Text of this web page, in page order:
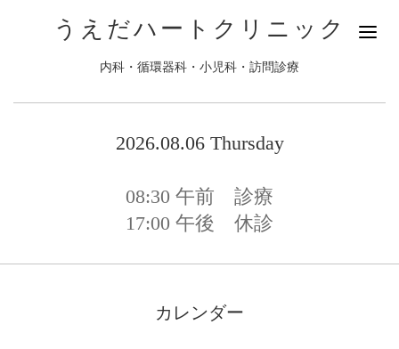
うえだハートクリニック
内科・循環器科・小児科・訪問診療
2026.08.06 Thursday
08:30 午前 診療
17:00 午後 休診
カレンダー